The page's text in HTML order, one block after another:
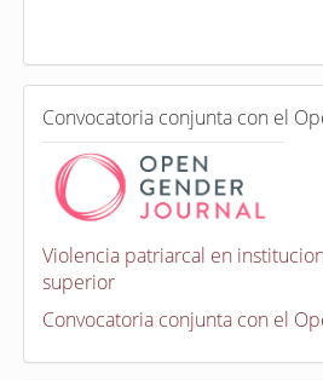
a
e
n
C
o
o
a
t
o
r
a
Convocatoria conjunta con el
Violencia patriarcal en
superior
Convocatoria conjunta con el